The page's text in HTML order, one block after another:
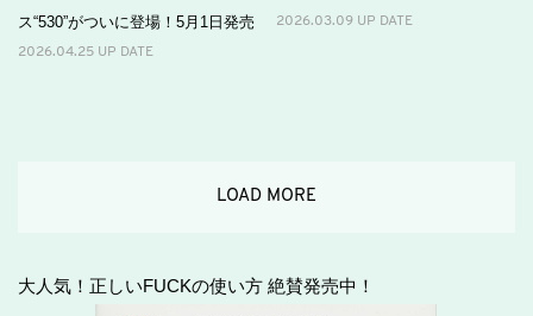
ス“530”がついに登場！5月1日発売
2026.04.25 UP DATE
2026.03.09 UP DATE
LOAD MORE
大人気！正しいFUCKの使い方 絶賛発売中！